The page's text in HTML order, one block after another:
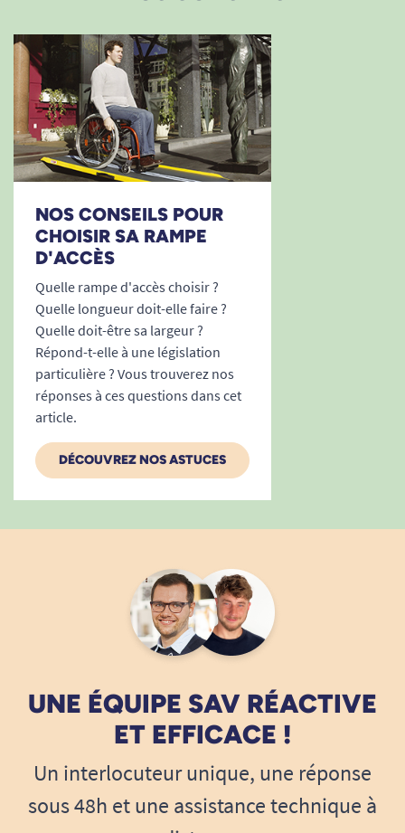
NOS CONSEILS POUR
CHOISIR SA RAMPE
D'ACCÈS
Quelle rampe d'accès choisir ?
Quelle longueur doit-elle faire ?
Quelle doit-être sa largeur ?
Répond-t-elle à une législation
particulière ? Vous trouverez nos
réponses à ces questions dans cet
article.
DÉCOUVREZ NOS ASTUCES
UNE ÉQUIPE SAV RÉACTIVE
ET EFFICACE !
Un interlocuteur unique, une réponse
sous 48h et une assistance technique à